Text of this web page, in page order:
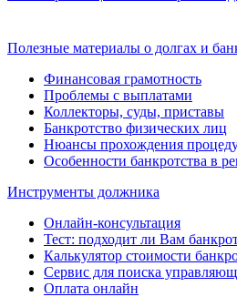
Полезные материалы о долгах и
Финансовая грамотность
Проблемы с выплатами
Коллекторы, суды, приставы
Банкротство физических лиц
Нюансы прохождения
Особенности банкротства в
Инструменты должника
Онлайн-консультация
Тест: подходит ли Вам
Калькулятор стоимости
Сервис для поиска
Оплата онлайн